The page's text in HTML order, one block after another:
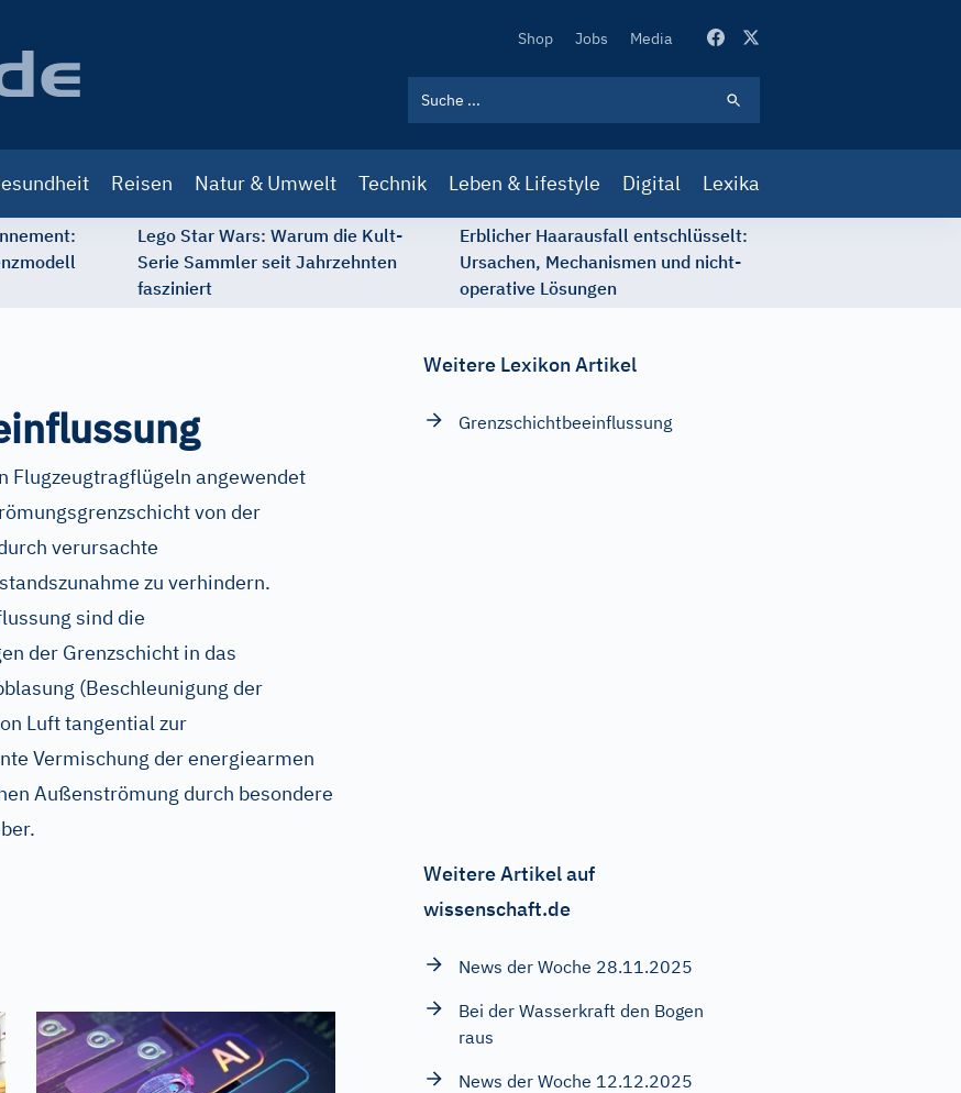
Secondary
Shop Jobs Media
Reisen Natur & Umwelt Technik Leben & Lifestyle Digital Lexika
Lego Star Wars: Warum die Kult-
Serie Sammler seit Jahrzehnten
fasziniert
Erblicher Haarausfall entschlüsselt:
Ursachen, Mechanismen und nicht-
operative Lösungen
Flugzeugtragflügeln angewendet
von der
verursachte
zu verhindern.
sind die
der Grenzschicht in das
(Beschleunigung der
Luft tangential zur
Vermischung der energiearmen
Außenströmung durch besondere
Weitere Lexikon Artikel
Grenzschichtbeeinflussung
Weitere Artikel auf
wissenschaft.de
News der Woche 28.11.2025
Bei der Wasserkraft den Bogen
raus
News der Woche 12.12.2025